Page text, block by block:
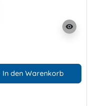
visibility
In den Warenkorb